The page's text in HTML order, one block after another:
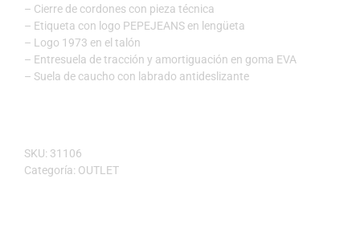
– Cierre de cordones con pieza técnica
– Etiqueta con logo PEPEJEANS en lengüeta
– Logo 1973 en el talón
– Entresuela de tracción y amortiguación en goma EVA
– Suela de caucho con labrado antideslizante
SKU: 31106
Categoría: OUTLET